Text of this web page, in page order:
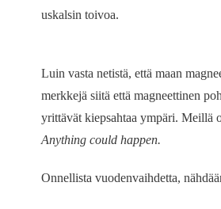
uskalsin toivoa.
Luin vasta netistä, että maan
merkkejä siitä että magneettinen
yrittävät kiepsahtaa ympäri. Meillä
Anything could happen.
Onnellista vuodenvaihdetta,